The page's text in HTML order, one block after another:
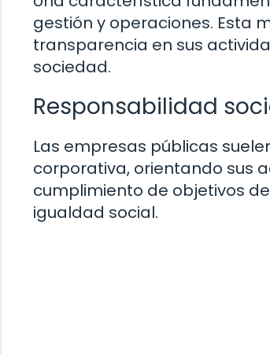
gestión y operaciones. Esta
transparencia en sus
sociedad.
Responsabilidad
Las empresas públicas
corporativa, orientando sus
cumplimiento de objetivos
igualdad social.